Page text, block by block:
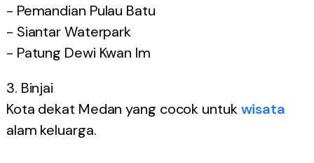
- Pemandian Pulau Batu
- Siantar Waterpark
- Patung Dewi Kwan Im
3. Binjai
Kota dekat Medan yang cocok untukwisata
alam keluarga.